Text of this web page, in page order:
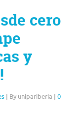
cero
y
| By unipariberia | 0